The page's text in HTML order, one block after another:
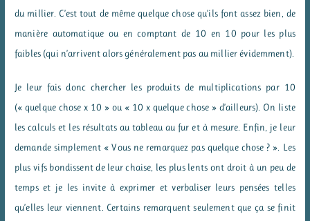
du millier. C’est tout de même quelque chose qu’ils font assez bien, de
manière automatique ou en comptant de 10 en 10 pour les plus
faibles (qui n’arrivent alors généralement pas au millier évidemment).
Je leur fais donc chercher les produits de multiplications par 10
(« quelque chose x 10 » ou « 10 x quelque chose » d’ailleurs). On liste
les calculs et les résultats au tableau au fur et à mesure. Enfin, je leur
demande simplement « Vous ne remarquez pas quelque chose ? ». Les
plus vifs bondissent de leur chaise, les plus lents ont droit à un peu de
temps et je les invite à exprimer et verbaliser leurs pensées telles
qu’elles leur viennent. Certains remarquent seulement que ça se finit